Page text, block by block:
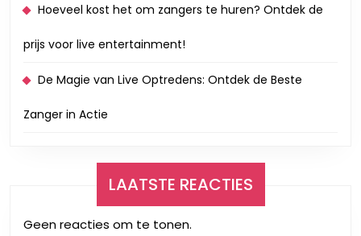
Hoeveel kost het om zangers te huren? Ontdek de
prijs voor live entertainment!
De Magie van Live Optredens: Ontdek de Beste
Zanger in Actie
LAATSTE REACTIES
Geen reacties om te tonen.